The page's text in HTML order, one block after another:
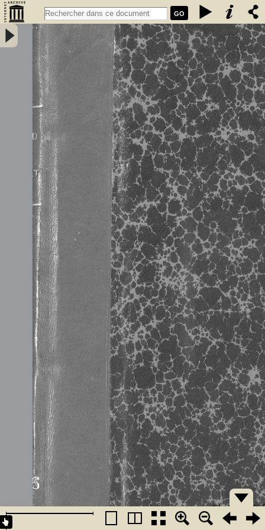
GO
Dinard Saint-Énogat à travers les âges, guide pittoresque et étude
historique... / par l\'abbé Joseph Mathurin,... - Mathurin‎, Joseph‎